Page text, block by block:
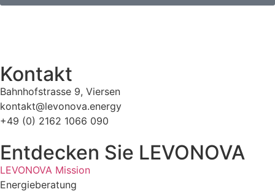
Kontakt
Bahnhofstrasse 9, Viersen
kontakt@levonova.energy
+49 (0) 2162 1066 090
Entdecken Sie LEVONOVA
LEVONOVA Mission
Energieberatung